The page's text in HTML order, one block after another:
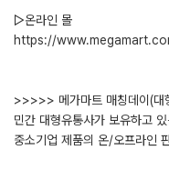
▷온라인 몰
https://
>>>>> 메가마트 매칭데이(
민간 대형유통사가 보유하고
중소기업 제품의 온/오프라인